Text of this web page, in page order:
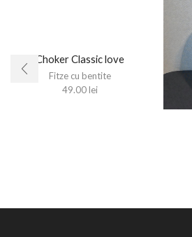
Choker Classic love
Fitze cu bentite
49.00 lei